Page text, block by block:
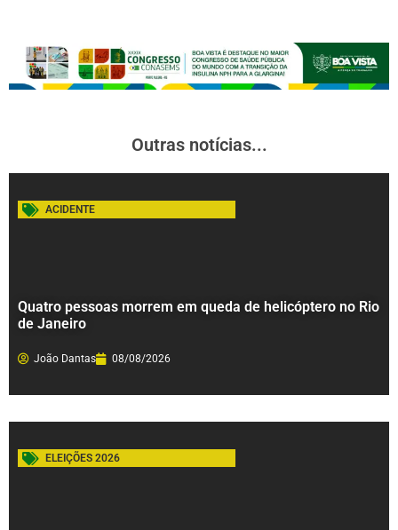
Outras notícias...
ACIDENTE
Quatro pessoas morrem em queda de helicóptero no Rio
de Janeiro
João Dantas 08/08/2026
ELEIÇÕES 2026